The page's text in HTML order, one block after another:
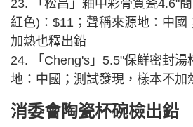
23. 「松昌」釉中彩骨質瓷4.6"
紅色)：$11；聲稱來源地：中國
加熱也釋出鉛
24. 「Cheng's」5.5"保鮮密封湯
地：中國；測試發現，樣本不加
消委會陶瓷杯碗檢出鉛